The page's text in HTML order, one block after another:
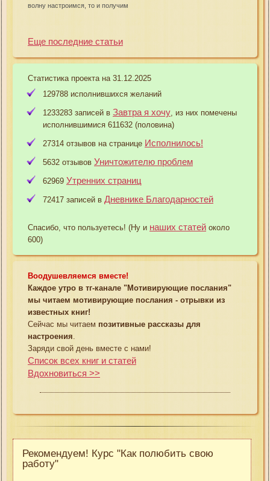
волну настроимся, то и получим
Еще последние статьи
Статистика проекта на 31.12.2025
129788 исполнившихся желаний
1233283 записей в Завтра я хочу , из них помечены
исполнившимися 611632 (половина)
27314 отзывов на странице Исполнилось!
5632 отзывов Уничтожителю проблем
62969 Утренних страниц
72417 записей в Дневнике Благодарностей
Спасибо, что пользуетесь! (Ну и наших статей около
600)
Воодушевляемся вместе!
Каждое утро в тг-канале "Мотивирующие послания"
мы читаем мотивирующие послания - отрывки из
известных книг!
Сейчас мы читаем позитивные рассказы для
настроения
Заряди свой день вместе с нами!
Список всех книг и статей
Вдохновиться >>
Рекомендуем! Курс "Как полюбить свою
работу"